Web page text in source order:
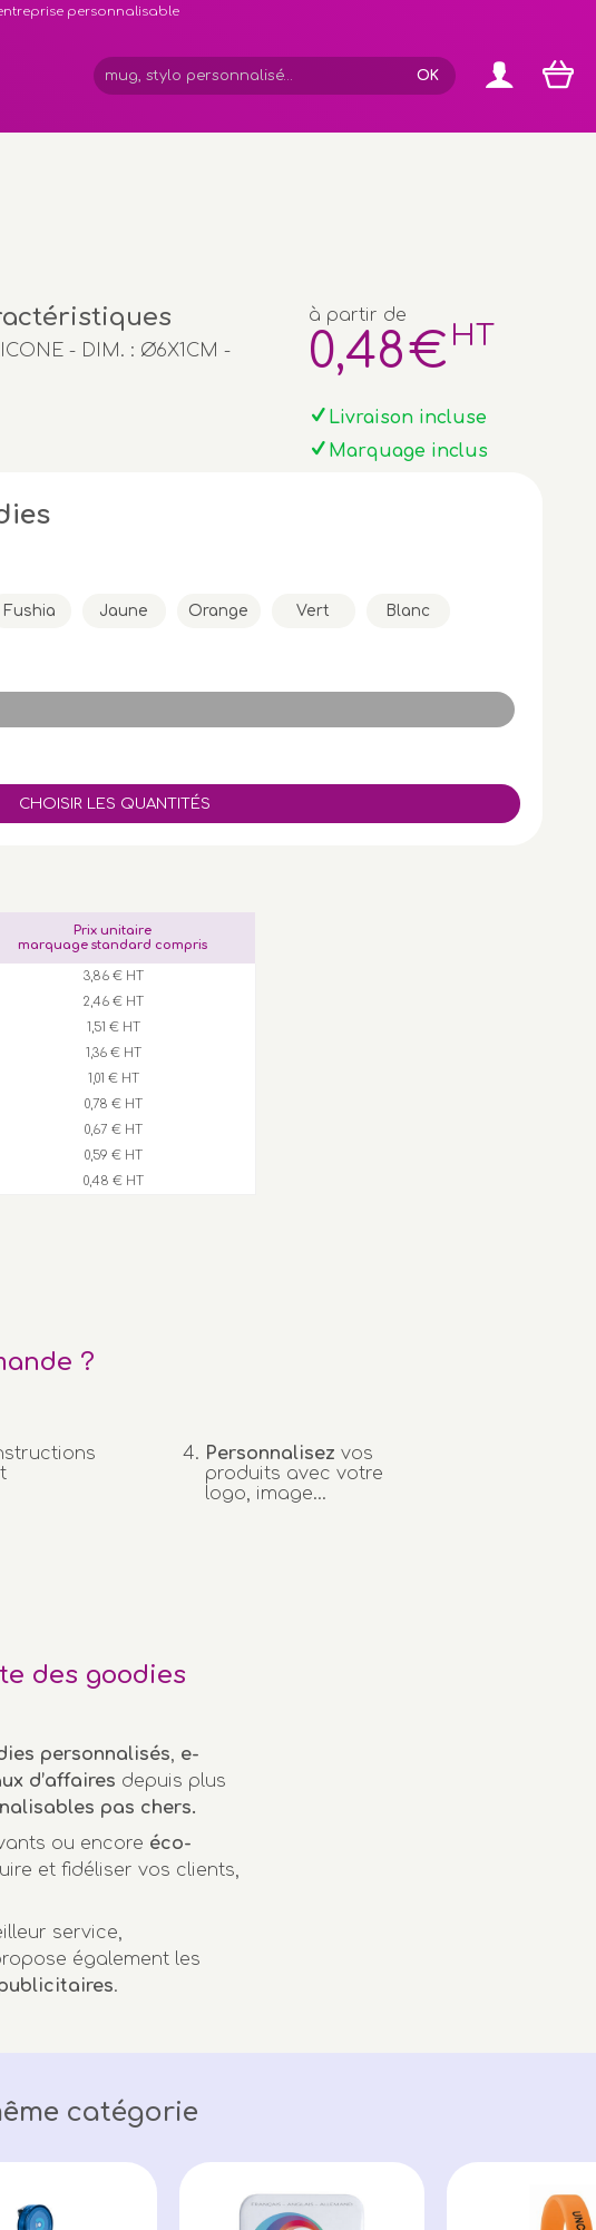
personnalisable
- DIM. : Ø6X1CM -
à partir de
0,48€ HT
Livraison incluse
Marquage inclus
Fushia Jaune Orange Vert Blanc
Prix unitaire
marquage standard compris
3,86 € HT
2,46 € HT
1,51 € HT
1,36 € HT
1,01 € HT
0,78 € HT
0,67 € HT
0,59 € HT
0,48 € HT
?
Personnalisez vos
produits avec votre
logo, image...
des goodies
personnalisés, e-
d’affaires depuis plus
pas chers.
ou encore éco-
et fidéliser vos clients,
service,
également les
.
catégorie